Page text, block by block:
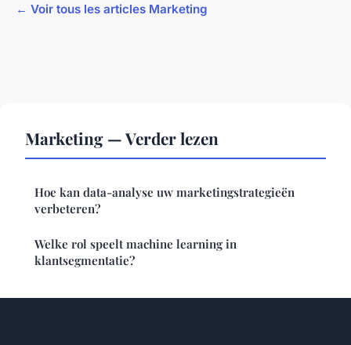
← Voir tous les articles Marketing
Marketing — Verder lezen
Hoe kan data-analyse uw marketingstrategieën
verbeteren?
Welke rol speelt machine learning in
klantsegmentatie?